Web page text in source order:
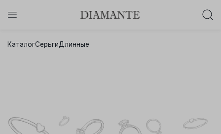
Осталось:
КаталогСерьгиДлинные